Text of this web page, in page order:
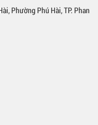
Phường Phú Hài, TP. Phan